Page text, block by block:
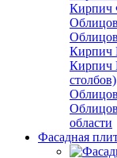
Кирпич
Кирпич
столбов)
области
Фасадная